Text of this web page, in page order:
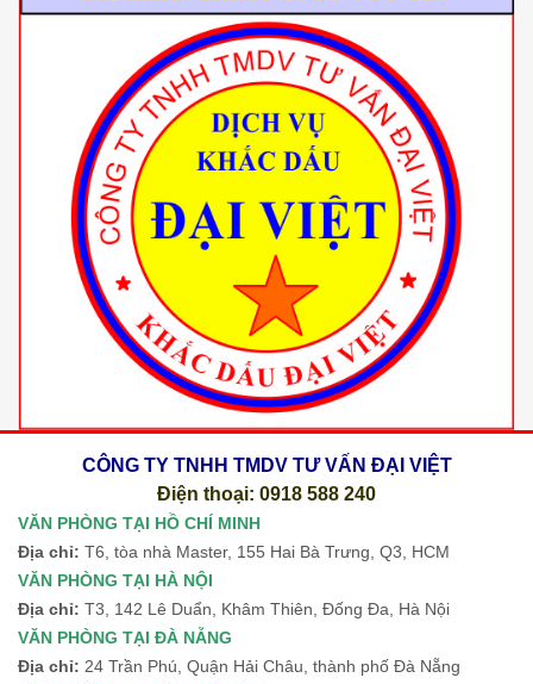
CÔNG TY TNHH TMDV TƯ VẤN ĐẠI VIỆT
Điện thoại: 0918 588 240
VĂN PHÒNG TẠI HỒ CHÍ MINH
Địa chỉ: T6, tòa nhà Master, 155 Hai Bà Trưng, Q3, HCM
VĂN PHÒNG TẠI HÀ NỘI
Địa chỉ: T3, 142 Lê Duẩn, Khâm Thiên, Đống Đa, Hà Nội
VĂN PHÒNG TẠI ĐÀ NẴNG
Địa chỉ: 24 Trần Phú, Quận Hải Châu, thành phố Đà Nẵng